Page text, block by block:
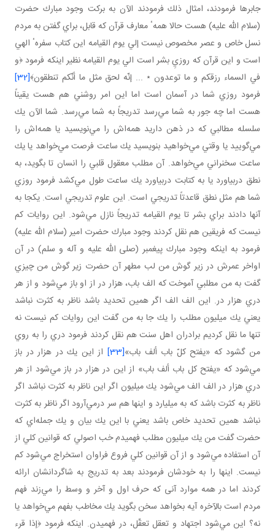
جابر‌ها فرمودند، امثال ذلك فرمودند الآن به بركت وجود مبارك حضرت
(سلام الله عليه) هست حالا همهٴ معارف قرآن كه قابل، براي گفتن به مردم
نسل خاص و عصر مخصوص نيست إلي يوم القيامه اين كتاب سفرهٴ الهي
است و اين قرآن كه روزيِ بشر است الي يوم القيامه نظير اينكه فرمود ﴿و
في السماء رزقكم و ما توعدون ٭ ... إنّه لحق مثل ما أنّكم تنطقون﴾[32]
فرمود روزي شما در آسمان است اما اين امر روشني هم هست يقيناً
هست اما چه جور به شما مي‌رسد تدريجاً به شما مي‌رسد. شما الآن يك
سلسله مطالبي كه در ذهن داريد همه‌اش را مي‌نويسيد يا همه‌اش را
مي‌گوييد يا وقتي مي‌خواهيد بنويسيد يك ساعت فرصت مي‌خواهد يا يك
ساعت سخنراني مي‌خواهد. آن مطلب معقول قلبي را انسان تا بگويد، به
نطق دربياورد يا به كتابت دربياورد يك ساعت طول مي‌كشد فرمود روزي
شما هم مثل نطق قاعدتاً تدريجي است. اين علوم تدريجي است. يكجا به
آنها دادند براي بشر تا يوم القيامه تدريجاً نازل مي‌شود. اين روايات كم
نيست كه فريقين هم نقل كردند وجود مبارك حضرت امير (سلام الله عليه)
فرمود به اينكه وجود مبارك پيغمبر (صلى الله عليه و آله و سلم) در آن
اواخر عمرش در زير گوش من لب مطهر آن حضرت زير گوش من چيزي
گفت به من مطلبي آموخت كه الف باب، هزار در از او باز مي‌شود و از هر
دري هزار در. اين الف الف اگر همين تحديد باشد ناظر به كثرت نباشد
يعني يك ميليون مطلب را يك جا به من گفت اين روايات كم نيست نه
تنها ما نقل كرديم برادران اهل سنت هم نقل كردند فرمود دري را به روي
من گشود كه «يفتح كلّ باب ألف باب»[33]
از اين يك در هزار در باز
مي‌شود كه «يفتح كل باب ألف باب» از اين در هزار در باز مي‌شود از هر
دري هزار در الف الف مي‌شود يك ميليون اگر اين ناظر به كثرت نباشد اگر
ناظر به كثرت باشد كه به ميليارد و اينها هم سر درمي‌آرود اگر ناظر به كثرت
نباشد همين تحديد خاص باشد يعني با اين يك بيان و يك جمله‌اي كه
حضرت گفت من يك ميليون مطلب فهميدم خب اصولي كه قوانين كلي از
آن استفاده مي‌شود و از آن قوانين كلي فروع فراوان استخراج مي‌شود كم
نيست. اينها را به خودشان فرمودند بعد به تدريج به شاگردانشان ارائه
كردند اما در همه موارد آنى ‌كه حرف اول و آخر و وسط را مي‌زند فهم
مردم است بالآخره آيه بخواهد سخن بگويد يك مخاطب بفهم مي‌خواهد يا
نه؟ اين مي‌شود اجتهاد و تعقل تعقّل، در فهميدن. اينكه فرمود ﴿إذا قرء